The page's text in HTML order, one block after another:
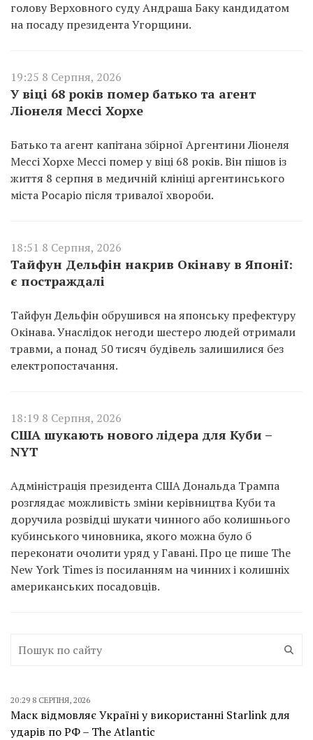
голову Верховного суду Андраша Баку кандидатом
на посаду президента Угорщини.
19:25 8 Серпня, 2026
У віці 68 років помер батько та агент
Ліонеля Мессі Хорхе
Батько та агент капітана збірної Аргентини Ліонеля
Мессі Хорхе Мессі помер у віці 68 років. Він пішов із
життя 8 серпня в медичній клініці аргентинського
міста Росаріо після тривалої хвороби.
18:51 8 Серпня, 2026
Тайфун Дельфін накрив Окінаву в Японії:
є постраждалі
Тайфун Дельфін обрушився на японську префектуру
Окінава. Унаслідок негоди шестеро людей отримали
травми, а понад 50 тисяч будівель залишилися без
електропостачання.
18:19 8 Серпня, 2026
США шукають нового лідера для Куби –
NYT
Адміністрація президента США Дональда Трампа
розглядає можливість зміни керівництва Куби та
доручила розвідці шукати чинного або колишнього
кубинського чиновника, якого можна було б
переконати очолити уряд у Гавані. Про це пише The
New York Times із посиланням на чинних і колишніх
американських посадовців.
20:29 8 СЕРПНЯ, 2026
Маск відмовляє Україні у використанні Starlink для
ударів по РФ – The Atlantic